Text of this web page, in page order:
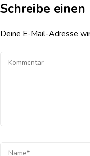
Schreibe
Deine E-Mail-Adresse